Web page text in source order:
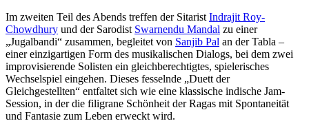
Im zweiten Teil des Abends treffen der Sitarist Indrajit Roy-
Chowdhury und der Sarodist Swarnendu Mandal zu einer
„Jugalbandi“ zusammen, begleitet von Sanjib Pal an der Tabla –
einer einzigartigen Form des musikalischen Dialogs, bei dem zwei
improvisierende Solisten ein gleichberechtigtes, spielerisches
Wechselspiel eingehen. Dieses fesselnde „Duett der
Gleichgestellten“ entfaltet sich wie eine klassische indische Jam-
Session, in der die filigrane Schönheit der Ragas mit Spontaneität
und Fantasie zum Leben erweckt wird.